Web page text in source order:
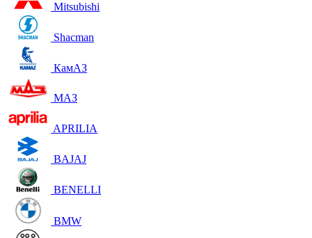
Mitsubishi
Shacman
КамАЗ
МАЗ
APRILIA
BAJAJ
BENELLI
BMW